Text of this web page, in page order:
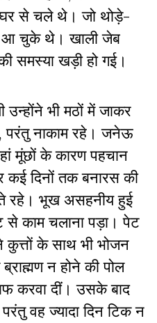
घर से चले थे। जो थोड़े-
आ चुके थे। खाली जेब
समस्या खड़ी हो गई।
उन्होंने भी मठों में जाकर
परंतु नाकाम रहे। जनेऊ
मूंछों के कारण पहचान
कई दिनों तक बनारस की
रहे। भूख असहनीय हुई
से काम चलाना पड़ा। पेट
कुत्तों के साथ भी भोजन
न होने की पोल
करवा दीं। उसके बाद
वह ज्यादा दिन टिक न